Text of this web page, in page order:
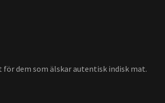
dem som älskar autentisk indisk mat.